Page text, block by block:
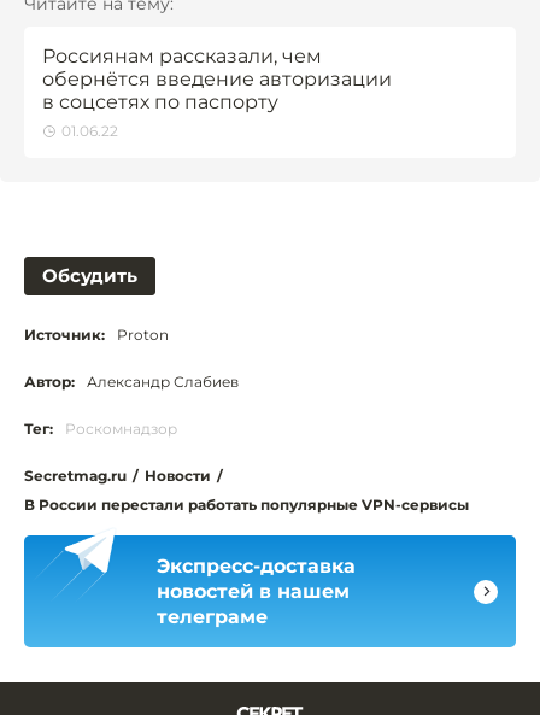
Россиянам рассказали, чем
обернётся введение авторизации
в соцсетях по паспорту
01.06.22
Обсудить
Источник: Proton
Автор: Александр Слабиев
Тег: Роскомнадзор
Secretmag.ru / Новости /
В России перестали работать популярные VPN-сервисы
Экспресс-доставка
новостей в нашем
телеграме